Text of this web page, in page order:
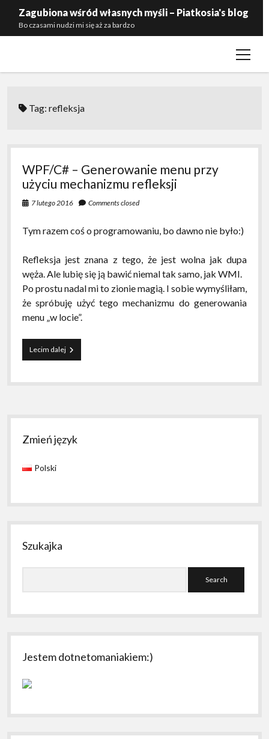
Zagubiona wśród własnych myśli – Piatkosia's blog
Bo czasami nudzi mi się aż za bardzo
open
Tag:refleksja
WPF/C# – Generowanie menu przy
użyciu mechanizmu refleksji
7 lutego 2016 Comments closed
Tym razem coś o programowaniu, bo dawno nie było:)
Refleksja jest znana z tego, że jest wolna jak dupa
węża. Ale lubię się ją bawić niemal tak samo, jak WMI.
Po prostu nadal mi to zionie magią. I sobie wymyśliłam,
że spróbuję użyć tego mechanizmu do generowania
menu „w locie”.
Lecim dalejWPF/C#
–
menu
Sidebar
Zmień język
Polski
Szukajka
Jestem dotnetomaniakiem:)